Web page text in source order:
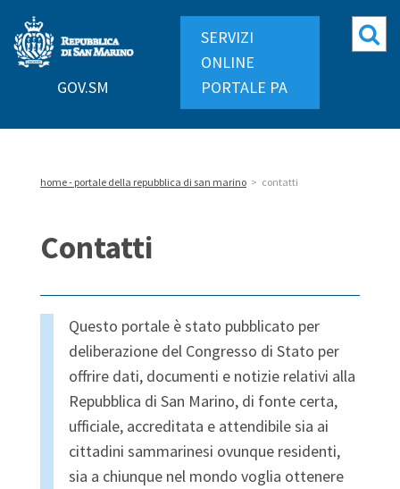
Repubblica
di
GOV.SM
SERVIZI
ONLINE
PORTALE PA
home - portale della repubblica di san marino > contatti
Contatti
Questo portale è stato pubblicato per
deliberazione del Congresso di Stato per
offrire dati, documenti e notizie relativi alla
Repubblica di San Marino, di fonte certa,
ufficiale, accreditata e attendibile sia ai
cittadini sammarinesi ovunque residenti,
sia a chiunque nel mondo voglia ottenere